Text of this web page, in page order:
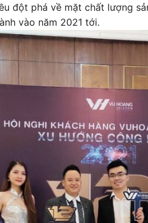
đột phá về mặt chất lượng
vào năm 2021 tới.